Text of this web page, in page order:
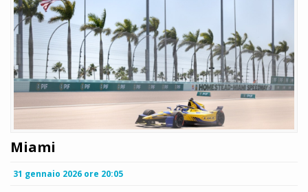
Miami
31 gennaio 2026 ore 20:05